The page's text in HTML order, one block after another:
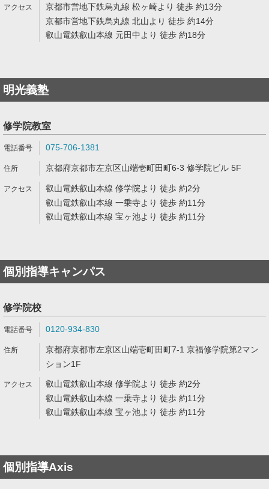
京都市営地下鉄烏丸線 松ヶ崎より 徒歩 約13分
京都市営地下鉄烏丸線 北山より 徒歩 約14分
叡山電鉄叡山本線 元田中より 徒歩 約18分
明光義塾
修学院教室
075-706-1381
京都府京都市左京区山端壱町田町6-3 修学院ビル 5F
叡山電鉄叡山本線 修学院より 徒歩 約2分
叡山電鉄叡山本線 一乗寺より 徒歩 約11分
叡山電鉄叡山本線 宝ヶ池より 徒歩 約11分
個別指導キャンパス
修学院校
0120-934-830
京都府京都市左京区山端壱町田町7-1 京福修学院第2マン
ション1F
叡山電鉄叡山本線 修学院より 徒歩 約2分
叡山電鉄叡山本線 一乗寺より 徒歩 約11分
叡山電鉄叡山本線 宝ヶ池より 徒歩 約11分
個別指導Axis